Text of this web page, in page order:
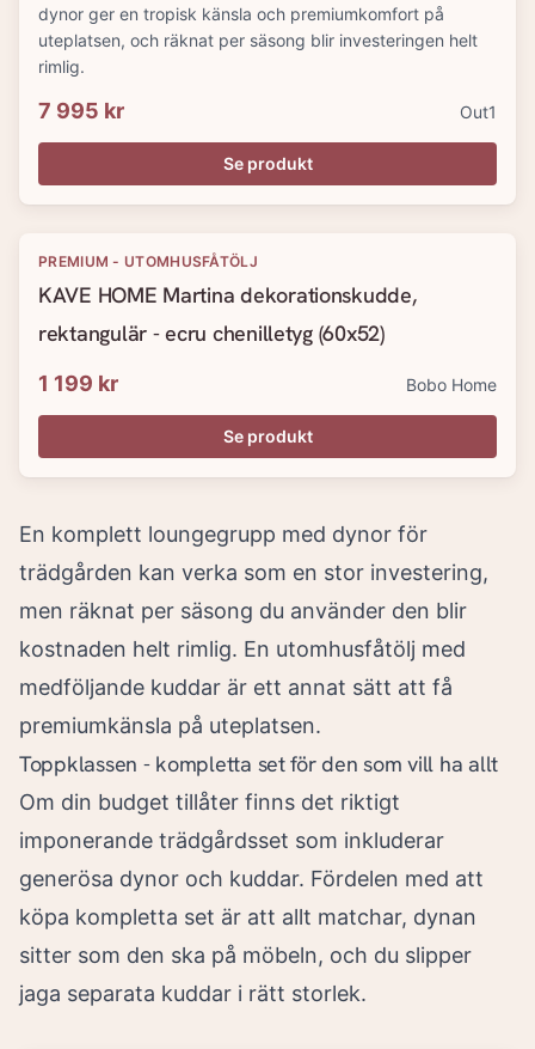
dynor ger en tropisk känsla och premiumkomfort på
uteplatsen, och räknat per säsong blir investeringen helt
rimlig.
7 995 kr Out1
Se produkt
PREMIUM - UTOMHUSFÅTÖLJ
KAVE HOME Martina dekorationskudde,
rektangulär - ecru chenilletyg (60x52)
1 199 kr Bobo Home
Se produkt
En komplett loungegrupp med dynor för
trädgården kan verka som en stor investering,
men räknat per säsong du använder den blir
kostnaden helt rimlig. En utomhusfåtölj med
medföljande kuddar är ett annat sätt att få
premiumkänsla på uteplatsen.
Toppklassen - kompletta set för den som vill ha allt
Om din budget tillåter finns det riktigt
imponerande trädgårdsset som inkluderar
generösa dynor och kuddar. Fördelen med att
köpa kompletta set är att allt matchar, dynan
sitter som den ska på möbeln, och du slipper
jaga separata kuddar i rätt storlek.